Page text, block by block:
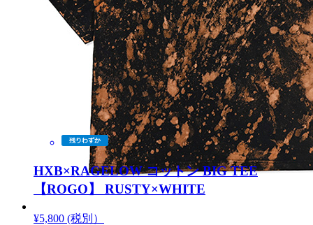
HXB×RAGELOW コットン BIG TEE
【ROGO】 RUSTY×WHITE
¥5,800 (税別）